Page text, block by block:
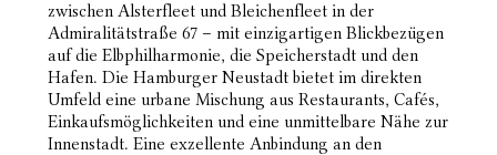
zwischen Alsterfleet und Bleichenfleet in der
Admiralitätstraße 67 – mit einzigartigen Blickbezügen
auf die Elbphilharmonie, die Speicherstadt und den
Hafen. Die Hamburger Neustadt bietet im direkten
Umfeld eine urbane Mischung aus Restaurants, Cafés,
Einkaufsmöglichkeiten und eine unmittelbare Nähe zur
Innenstadt. Eine exzellente Anbindung an den